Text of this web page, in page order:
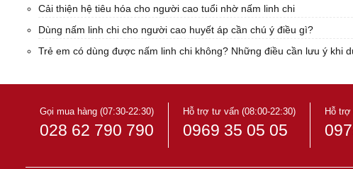
Cải thiện hệ tiêu hóa cho người cao tuổi nhờ nấm linh chi
Dùng nấm linh chi cho người cao huyết áp cần chú ý điều gì?
Trẻ em có dùng được nấm linh chi không? Những điều cần lưu ý khi
Gọi mua hàng (07:30-22:30)
028 62 790 790
Hỗ trợ tư vấn (08:00-22:30)
0969 35 05 05
Hỗ trợ